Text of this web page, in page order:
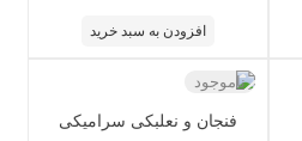
افزودن به سبد خرید
فنجان و نعلبکی سرامیکی
ناموجود